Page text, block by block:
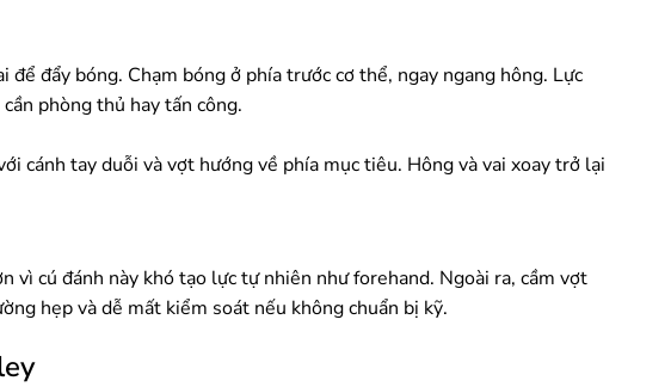
đẩy bóng. Chạm bóng ở phía trước cơ thể, ngay ngang hông. Lực
phòng thủ hay tấn công.
cánh tay duỗi và vợt hướng về phía mục tiêu. Hông và vai xoay trở lại
vì cú đánh này khó tạo lực tự nhiên như forehand. Ngoài ra, cầm vợt
hẹp và dễ mất kiểm soát nếu không chuẩn bị kỹ.